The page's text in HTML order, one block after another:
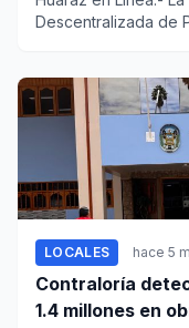
Descentralizada de
LOCALES hace 5
Contraloría
1.4 millones en